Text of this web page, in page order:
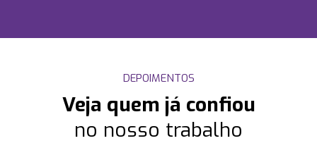
DEPOIMENTOS
Veja quem já confiou
no nosso trabalho